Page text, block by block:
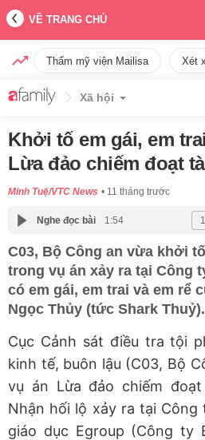
VỀ TRANG CHỦ
Thẩm mỹ viện Mailisa Xét
Xã hội
Khởi tố em gái, em
Lừa đảo chiếm đoạt
Minh Tuệ/VTC News 11 tháng trước
Nghe đọc bài 1:54
C03, Bộ Công an vừa khởi
trong vụ án xảy ra tại Công
có em gái, em trai và em rể
Ngọc Thủy (tức Shark Thuỷ).
Cục Cảnh sát điều tra tội
kinh tế, buôn lậu (C03, Bộ
vụ án Lừa đảo chiếm
Nhận hối lộ xảy ra tại Công
giáo dục Egroup (Công ty